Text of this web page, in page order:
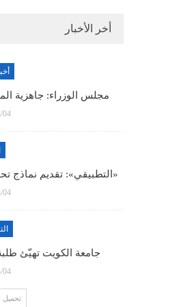
أخر الأخبار
مجلس الوزراء: جاهزية
04
«التطبيقي»: تقديم نماذج
04
جامعة الكويت تهيّئ
04
تحميل